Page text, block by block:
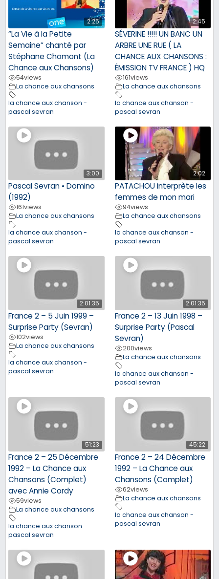
2:25
“La Vie à la Petite
Semaine” chanté par
Stéphane Chomont (La
Chance aux Chansons)
54views
La chance aux chansons
la chance aux chanson -
pascal sevran
2:45
SÉVERINE !!!!! UN BANC UN
ARBRE UNE RUE ( LA
CHANCE AUX CHANSONS :
ÉMISSION TV FRANCE ) HQ
161views
La chance aux chansons
la chance aux chanson -
pascal sevran
3:00
Pascal Sevran • Domino
(1992)
161views
La chance aux chansons
la chance aux chanson -
pascal sevran
2:02
PATACHOU interprète les
femmes de mon mari
94views
La chance aux chansons
la chance aux chanson -
pascal sevran
2:01:35
France 2 – 5 Juin 1999 –
Surprise Party (Sevran)
102views
La chance aux chansons
la chance aux chanson -
pascal sevran
2:01:35
France 2 – 13 Juin 1998 –
Surprise Party (Pascal
Sevran)
200views
La chance aux chansons
la chance aux chanson -
pascal sevran
51:23
France 2 – 25 Décembre
1992 – La Chance aux
Chansons (Complet)
avec Annie Cordy
59views
La chance aux chansons
la chance aux chanson -
pascal sevran
45:22
France 2 – 24 Décembre
1992 – La Chance aux
Chansons (Complet)
62views
La chance aux chansons
la chance aux chanson -
pascal sevran